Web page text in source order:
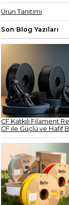
Ürün Tanıtımı
Son Blog Yazıları
CF Katkılı Filament
CF ile Güçlü ve Hafif